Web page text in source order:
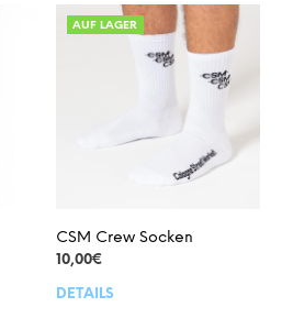
AUF LAGER
CSM Crew Socken
10,00€
DETAILS